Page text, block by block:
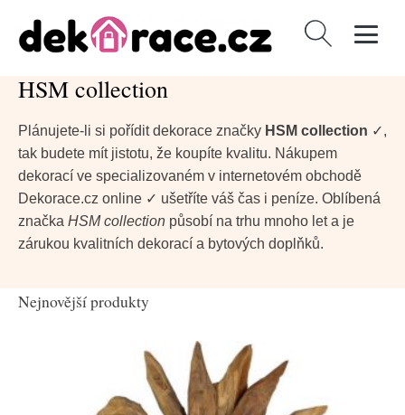
Vyhledávání
HSM collection
Plánujete-li si pořídit dekorace značky HSM collection ✓,
tak budete mít jistotu, že koupíte kvalitu. Nákupem
dekorací ve specializovaném v internetovém obchodě
Dekorace.cz online ✓ ušetříte váš čas i peníze. Oblíbená
značka HSM collection působí na trhu mnoho let a je
zárukou kvalitních dekorací a bytových doplňků.
Nejnovější produkty